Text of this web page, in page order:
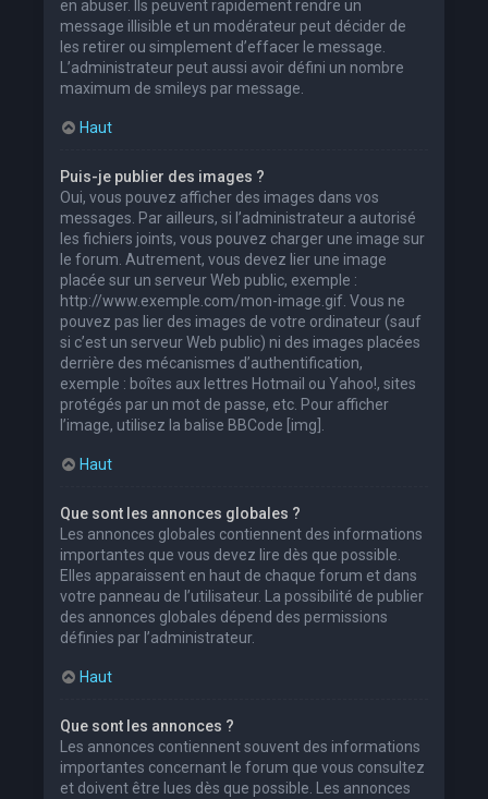
en abuser. Ils peuvent rapidement rendre un
message illisible et un modérateur peut décider de
les retirer ou simplement d’effacer le message.
L’administrateur peut aussi avoir défini un nombre
maximum de smileys par message.
Haut
Puis-je publier des images ?
Oui, vous pouvez afficher des images dans vos
messages. Par ailleurs, si l’administrateur a autorisé
les fichiers joints, vous pouvez charger une image sur
le forum. Autrement, vous devez lier une image
placée sur un serveur Web public, exemple :
http://www.exemple.com/mon-image.gif. Vous ne
pouvez pas lier des images de votre ordinateur (sauf
si c’est un serveur Web public) ni des images placées
derrière des mécanismes d’authentification,
exemple : boîtes aux lettres Hotmail ou Yahoo!, sites
protégés par un mot de passe, etc. Pour afficher
l’image, utilisez la balise BBCode [img].
Haut
Que sont les annonces globales ?
Les annonces globales contiennent des informations
importantes que vous devez lire dès que possible.
Elles apparaissent en haut de chaque forum et dans
votre panneau de l’utilisateur. La possibilité de publier
des annonces globales dépend des permissions
définies par l’administrateur.
Haut
Que sont les annonces ?
Les annonces contiennent souvent des informations
importantes concernant le forum que vous consultez
et doivent être lues dès que possible. Les annonces